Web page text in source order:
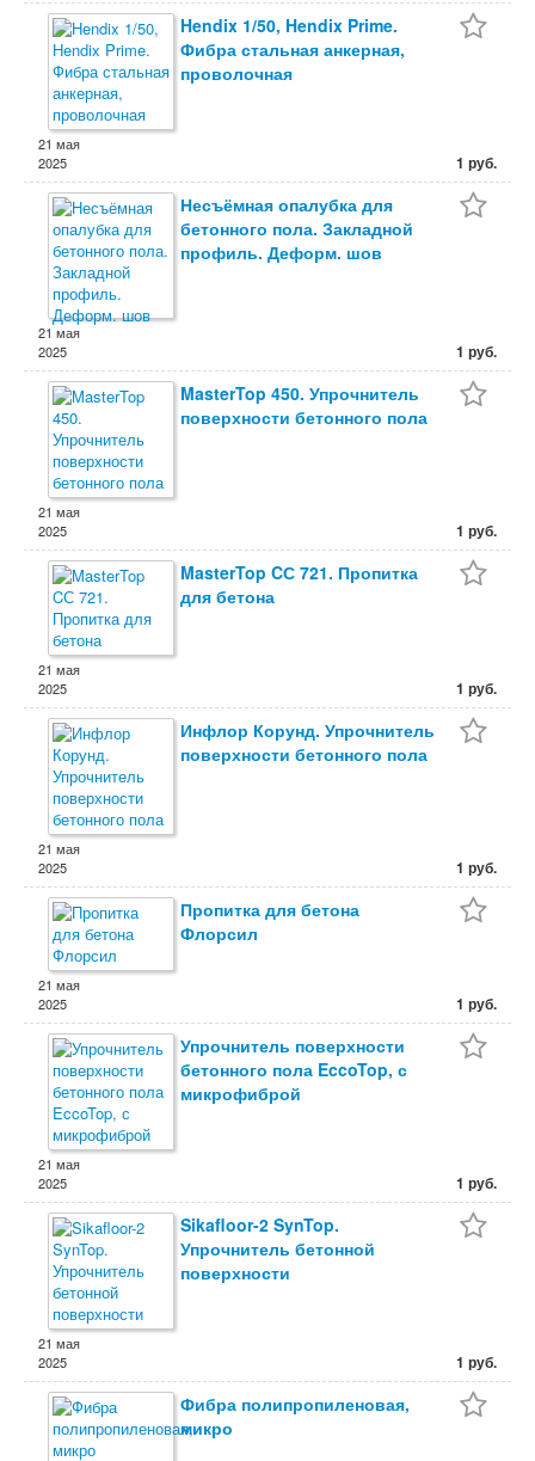
Hendix 1/50, Hendix Prime.
Фибра стальная анкерная,
проволочная
21 мая
2025
1 руб.
Несъёмная опалубка для
бетонного пола. Закладной
профиль. Деформ. шов
21 мая
2025
1 руб.
MasterTop 450. Упрочнитель
поверхности бетонного пола
21 мая
2025
1 руб.
MasterTop CС 721. Пропитка
для бетона
21 мая
2025
1 руб.
Инфлор Корунд. Упрочнитель
поверхности бетонного пола
21 мая
2025
1 руб.
Пропитка для бетона
Флорсил
21 мая
2025
1 руб.
Упрочнитель поверхности
бетонного пола EccoTop, с
микрофиброй
21 мая
2025
1 руб.
Sikafloor-2 SynTop.
Упрочнитель бетонной
поверхности
21 мая
2025
1 руб.
Фибра полипропиленовая,
микро